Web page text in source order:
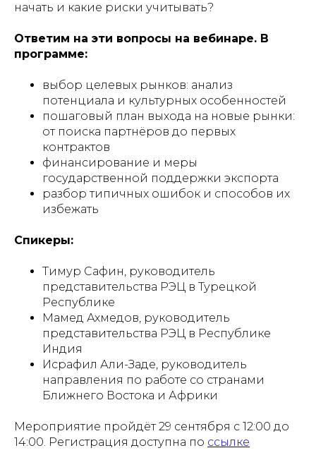
начать и какие риски учитывать?
Ответим на эти вопросы на вебинаре. В
программе:
выбор целевых рынков: анализ
потенциала и культурных особенностей
пошаговый план выхода на новые рынки:
от поиска партнёров до первых
контрактов
финансирование и меры
государственной поддержки экспорта
разбор типичных ошибок и способов их
избежать
Спикеры:
Тимур Сафин, руководитель
представительства РЭЦ в Турецкой
Республике
Мамед Ахмедов, руководитель
представительства РЭЦ в Республике
Индия
Исрафил Али-Заде, руководитель
направления по работе со странами
Ближнего Востока и Африки
Мероприятие пройдёт 29 сентября с 12:00 до
14:00. Регистрация доступна по ссылке